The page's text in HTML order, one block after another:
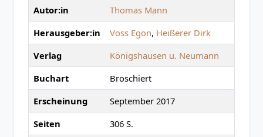
Autor:in
Thomas Mann
Herausgeber:in
Voss Egon, Heißerer Dirk
Verlag
Königshausen u. Neumann
Buchart
Broschiert
Erscheinung
September 2017
Seiten
306 S.